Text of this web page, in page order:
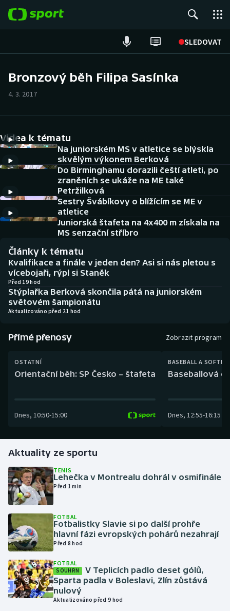
SLEDOVAT
Hokej
Tenis
Atletika
Cyklistika
DALŠÍ SPORTY
Americký fotbal
Baseball a softbal
Basketbal
Biatlon
Boby a skeleton
Box
Curling
Golf
Gymnastika
Házená
Jezdectví
Judo
Krasobruslení
NEPŘEHLÉDNĚTE
Historické návraty
Aplikace ČT sport
AZ kvíz
Bronzový běh Filipa Sasínka
4. 3. 2017
Videa k tématu
Na juniorském MS v atletice se blýskla
skvělým výkonem Berková
Do Birminghamu dorazili čeští atleti, po
zraněních se ukáže na ME také
Petržilková
Sestry Švábíkovy o blížícím se ME v
atletice
Juniorská štafeta na 4x400 m získala na
MS senzační stříbro
Články k tématu
Kvalifikace a finále v jeden den? Asi si nás pletou s
vícebojaři, rýpl si Staněk
Před 19 hod
Stýplařka Berková skončila pátá na juniorském
světovém šampionátu
Aktualizováno před 21 hod
Přímé přenosy Zobrazit program
OSTATNÍ
Orientační běh: SP Česko – štafeta
Dnes, 10:50-15:00
BASEBALL A
Baseballová
Dnes, 12:55-16:15
Aktuality ze sportu
TENIS
Lehečka v Montrealu dohrál v osmifinále
Před 1 min
FOTBAL
Fotbalistky Slavie si po další prohře
hlavní fázi evropských pohárů nezahrají
Před 8 hod
FOTBAL
SOUHRN
V Teplicích padlo deset gólů,
Sparta padla v Boleslavi, Zlín zůstává
nulový
Aktualizováno před 9 hod